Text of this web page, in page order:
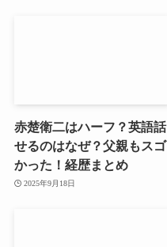
赤楚衛二はハーフ？英語話
せるのはなぜ？父親もスゴ
かった！経歴まとめ
2025年9月18日